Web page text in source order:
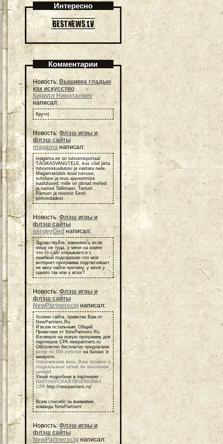
Интересно
Комментарии
Новость: Вышивка гладью
как искусство
Кирилл Николаевич
написал:
Круто)
Новость: Флэш игры и
флэш сайты
magama написал:
magama.ee on tutvumisportaal
TÄISKASVANUTELE, kus võid jätta
tutvumiskuulutusi ja vastata neile.
Magamaklubis leiad tutvuse,
suhtluse ja muu ajaveetmise
kuulutused, mille on jätnud mehed
ja naised Tallinnast, Tartust ,
Pärnust ja teistest Eesti
piirkondadest.
Новость: Флэш игры и
флэш сайты
sergeyGed написал:
Здравствуйте, извиняюсь если
пишу не туда, у меня на компе
что-то сайт открывается с
ошибкой подозреваю что моя
интернет-программа подглючивает
не могу найти причину, у меня у
одного так или у всех?
Новость: Флэш игры и
флэш сайты
NewPartnerscig написал:
Хозяин сайта, приветик Вам от
NewPartners.Ru
И всем остальным, Общий
Приветики от NewPartners.Ru
Взгляньте на новую программу для
партнеров СРА newpartners.ru
Обсолютно бесплатно предлагаем
всем по 500 рублей на баланс в
аккаунте.
Оплачиваем весь Ваш трафик с
социальных сетей по высоким
ценам!
Узнай подробнее в партнерке -
ПАРТНЕРСКАЯ ПРОГРАММА
СРА http://newpartners.ru/
Всем спасибо за внимание,
команда NewPartners
Новость: Флэш игры и
флэш сайты
NewPartnerscig написал: